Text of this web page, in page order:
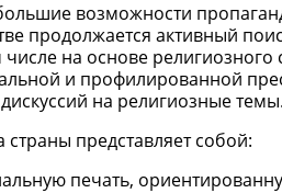
возможности
продолжается активный
на основе
и профилированной
на религиозные темы.
представляет собой:
печать,